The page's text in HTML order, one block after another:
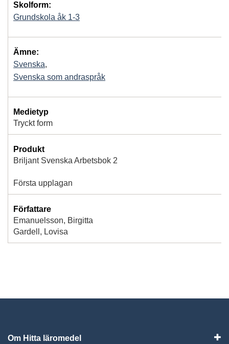
Skolform:
Grundskola åk 1-3
Ämne:
Svenska,
Svenska som andraspråk
Medietyp
Tryckt form
Produkt
Briljant Svenska Arbetsbok 2
Första upplagan
Författare
Emanuelsson, Birgitta
Gardell, Lovisa
Om Hitta läromedel